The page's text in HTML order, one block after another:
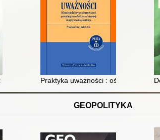
profilaktyki nawrotów
: wolność od chronicznego cierpienia
Praktyka uważności :
GEOPOLITYKA